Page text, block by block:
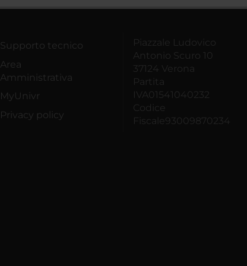
Supporto tecnico
Area
Amministrativa
MyUnivr
Privacy policy
Piazzale Ludovico
Antonio Scuro 10
37124 Verona
Partita
IVA01541040232
Codice
Fiscale93009870234